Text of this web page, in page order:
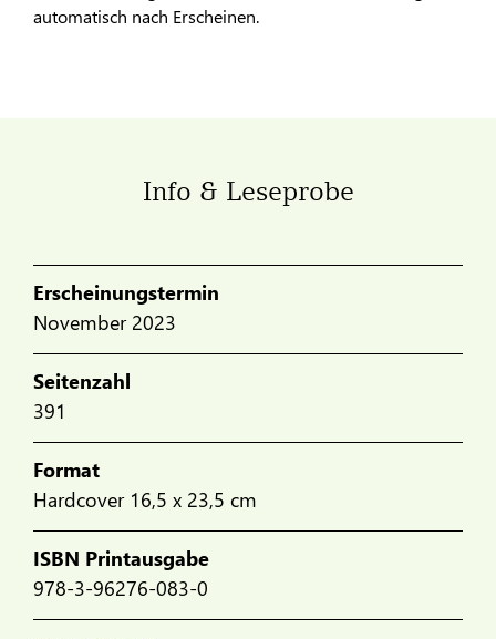
automatisch nach Erscheinen.
Info & Leseprobe
Erscheinungstermin
November 2023
Seitenzahl
391
Format
Hardcover 16,5 x 23,5 cm
ISBN Printausgabe
978-3-96276-083-0